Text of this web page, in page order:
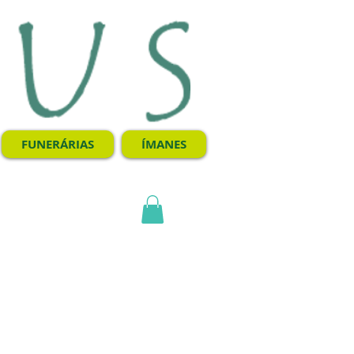
FUNERÁRIAS ÍMANES